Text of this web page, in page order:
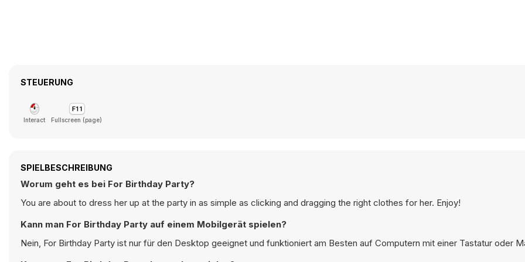
STEUERUNG
Interact Fullscreen (page)
SPIELBESCHREIBUNG
Worum geht es bei For Birthday Party?
You are about to dress her up at the party in as simple as clicking and dragging the right clothes for her. Enjoy!
Kann man For Birthday Party auf einem Mobilgerät spielen?
Nein, For Birthday Party ist nur für den Desktop geeignet und funktioniert am Besten auf Computern mit einer Tastatur oder